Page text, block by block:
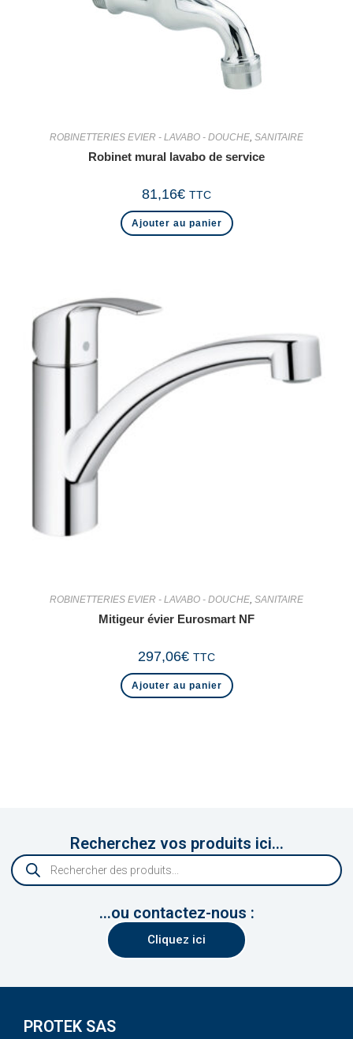
ROBINETTERIES EVIER - LAVABO - DOUCHE SANITAIRE
Robinet mural lavabo de service
81,16€ TTC
Ajouter au panier
ROBINETTERIES EVIER - LAVABO - DOUCHE SANITAIRE
Mitigeur évier Eurosmart NF
297,06€ TTC
Ajouter au panier
Recherchez vos produits ici...
...ou contactez-nous :
Cliquez ici
PROTEK SAS